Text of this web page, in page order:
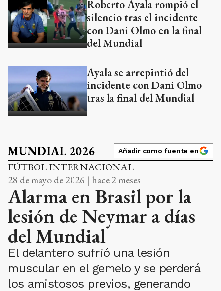
Roberto Ayala rompió el
silencio tras el incidente
con Dani Olmo en la final
del Mundial
Ayala se arrepintió del
incidente con Dani Olmo
tras la final del Mundial
MUNDIAL 2026 Añadir como fuente en
FÚTBOL INTERNACIONAL
28 de mayo de 2026 | hace 2 meses
Alarma en Brasil por la
lesión de Neymar a días
del Mundial
El delantero sufrió una lesión
muscular en el gemelo y se perderá
los amistosos previos, generando